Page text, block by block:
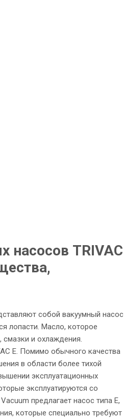
насосов TRIVAC
собой вакуумный насос
лопасти. Масло, которое
смазки и охлаждения.
E. Помимо обычного качества
в области более тихой
эксплуатационных
эксплуатируются со
предлагает насос типа Е,
которые специально требуют